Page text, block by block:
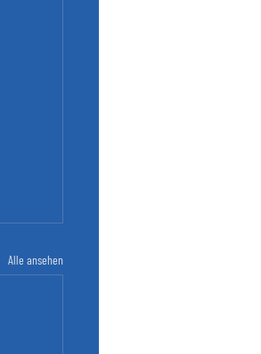
Alle ansehen